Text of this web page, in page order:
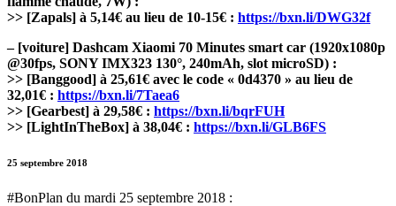
>> [Zapals] à 5,14€ au lieu de 10-15€ : https://bxn.li/DWG32f
– [voiture] Dashcam Xiaomi 70 Minutes smart car (1920x1080p
@30fps, SONY IMX323 130°, 240mAh, slot microSD) :
>> [Banggood] à 25,61€ avec le code « 0d4370 » au lieu de
32,01€ : https://bxn.li/7Taea6
>> [Gearbest] à 29,58€ : https://bxn.li/bqrFUH
>> [LightInTheBox] à 38,04€ : https://bxn.li/GLB6FS
25 septembre 2018
#BonPlan du mardi 25 septembre 2018 :